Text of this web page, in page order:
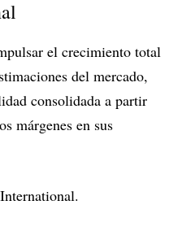
el crecimiento total
del mercado,
consolidada a partir
márgenes en sus